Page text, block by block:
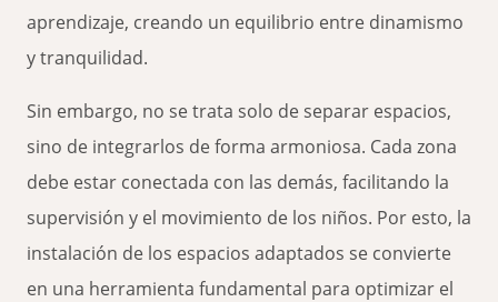
aprendizaje, creando un equilibrio entre dinamismo
y tranquilidad.
Sin embargo, no se trata solo de separar espacios,
sino de integrarlos de forma armoniosa. Cada zona
debe estar conectada con las demás, facilitando la
supervisión y el movimiento de los niños. Por esto, la
instalación de los espacios adaptados se convierte
en una herramienta fundamental para optimizar el